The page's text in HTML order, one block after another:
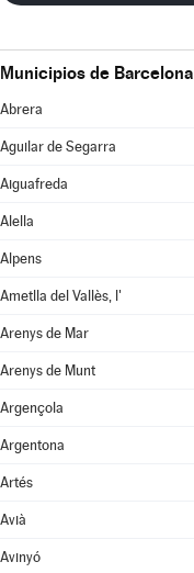
Municipios de Barcelona
Abrera
Aguilar de Segarra
Aiguafreda
Alella
Alpens
Ametlla del Vallès, l'
Arenys de Mar
Arenys de Munt
Argençola
Argentona
Artés
Avià
Avinyó